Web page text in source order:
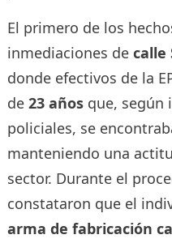
El primero de los
inmediaciones de calle
donde efectivos de la
de 23 añosque, según
policiales, se
manteniendo una
sector. Durante el
constataron que el
arma de fabricación